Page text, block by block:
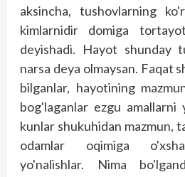
aksincha, tushovlarning
kimlarnidir domiga
deyishadi. Hayot shunday
narsa deya olmaysan. Faqat
bilganlar, hayotining
bog'laganlar ezgu amallarni
kunlar shukuhidan mazmun,
odamlar oqimiga
yo'nalishlar. Nima